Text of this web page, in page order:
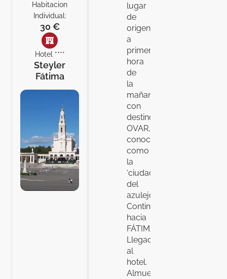
Habitacion
Individual:
30 €
Hotel ****
Steyler
Fátima
lugar
de
origen
a
primera
hora
de
la
mañana
con
destino
OVAR,
conocida
como
la
‘ciudad
del
azulejo’.
Continuación
hacia
FÁTIMA.
Llegada
al
hotel.
Almuerzo.